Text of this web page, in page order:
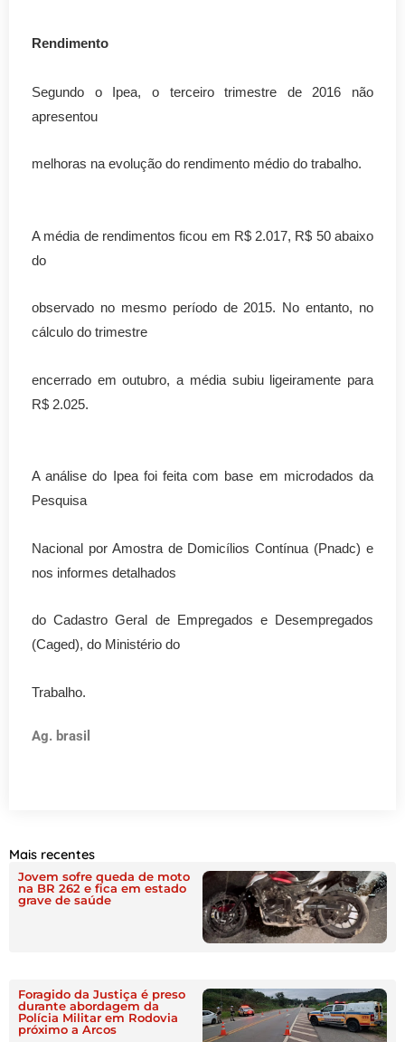
Rendimento
Segundo o Ipea, o terceiro trimestre de 2016 não
apresentou
melhoras na evolução do rendimento médio do trabalho.
A média de rendimentos ficou em R$ 2.017, R$ 50 abaixo
do
observado no mesmo período de 2015. No entanto, no
cálculo do trimestre
encerrado em outubro, a média subiu ligeiramente para
R$ 2.025.
A análise do Ipea foi feita com base em microdados da
Pesquisa
Nacional por Amostra de Domicílios Contínua (Pnadc) e
nos informes detalhados
do Cadastro Geral de Empregados e Desempregados
(Caged), do Ministério do
Trabalho.
Ag. brasil
Mais recentes
Jovem sofre queda de moto
na BR 262 e fica em estado
grave de saúde
Foragido da Justiça é preso
durante abordagem da
Polícia Militar em Rodovia
próximo a Arcos